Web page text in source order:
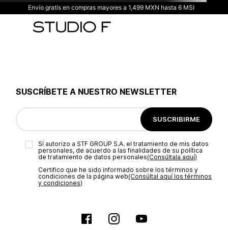
Envío gratis en compras mayores a 1,499 MXN hasta 6 MSI
SUSCRÍBETE A NUESTRO NEWSLETTER
SUSCRIBIRME
Sí autorizo a STF GROUP S.A. el tratamiento de mis datos
personales, de acuerdo a las finalidades de su política
de tratamiento de datos personales‎(Consúltala aquí)
Certifico que he sido informado sobre los términos y
condiciones de la página web‎(Consúltal aquí los términos
y condiciones)